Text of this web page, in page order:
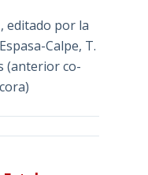
, editado por la
Calpe, T.
(anterior co-